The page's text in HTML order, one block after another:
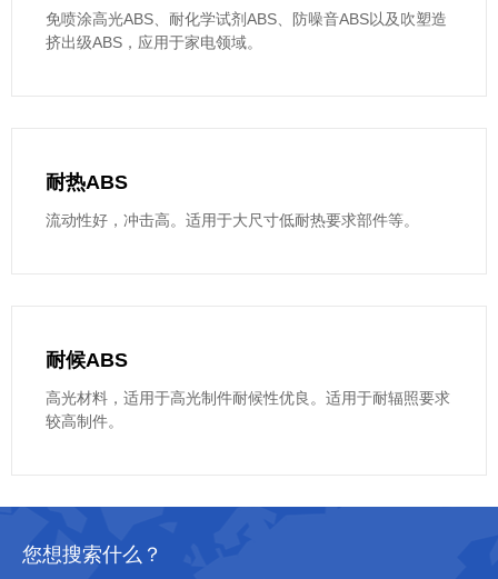
免喷涂高光ABS、耐化学试剂ABS、防噪音ABS以及吹塑造
挤出级ABS，应用于家电领域。
耐热ABS
流动性好，冲击高。适用于大尺寸低耐热要求部件等。
耐候ABS
高光材料，适用于高光制件耐候性优良。适用于耐辐照要求
较高制件。
您想搜索什么？